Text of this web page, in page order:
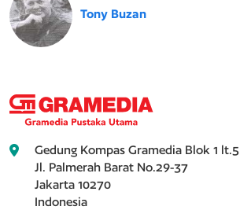
Tony Buzan
Gedung Kompas Gramedia Blok 1 lt.5
Jl. Palmerah Barat No.29-37
Jakarta 10270
Indonesia